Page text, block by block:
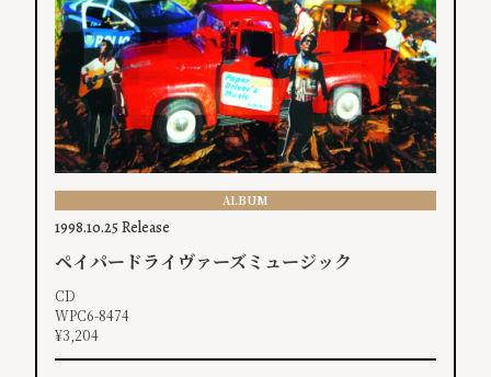
ALBUM
1998.10.25 Release
ペイパードライヴァーズミュージック
CD
WPC6-8474
¥3,204